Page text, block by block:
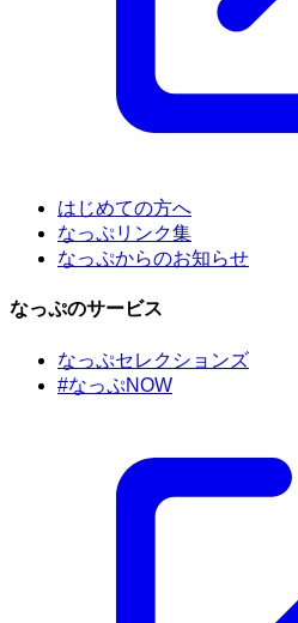
はじめての方へ
なっぷリンク集
なっぷからのお知らせ
なっぷのサービス
なっぷセレクションズ
#なっぷNOW